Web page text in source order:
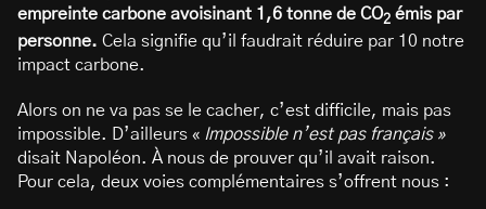
empreinte carbone avoisinant 1,6 tonne de CO2 émis par
personne. Cela signifie qu’il faudrait réduire par 10 notre
impact carbone.
Alors on ne va pas se le cacher, c’est difficile, mais pas
impossible. D’ailleurs « Impossible n’est pas français »
disait Napoléon. À nous de prouver qu’il avait raison.
Pour cela, deux voies complémentaires s’offrent nous :